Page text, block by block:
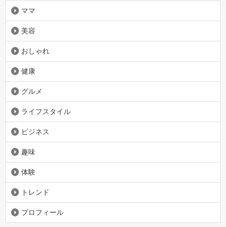
ママ
美容
おしゃれ
健康
グルメ
ライフスタイル
ビジネス
趣味
体験
トレンド
プロフィール